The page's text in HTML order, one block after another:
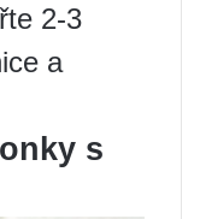
2-3
a
s